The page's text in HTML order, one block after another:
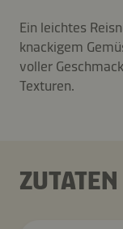
Ein leichtes
knackigem
voller
Texturen.
ZUTATEN